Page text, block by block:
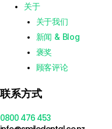
关于
关于我们
新闻 & Blog
褒奖
顾客评论
联系方式
0800 476 453